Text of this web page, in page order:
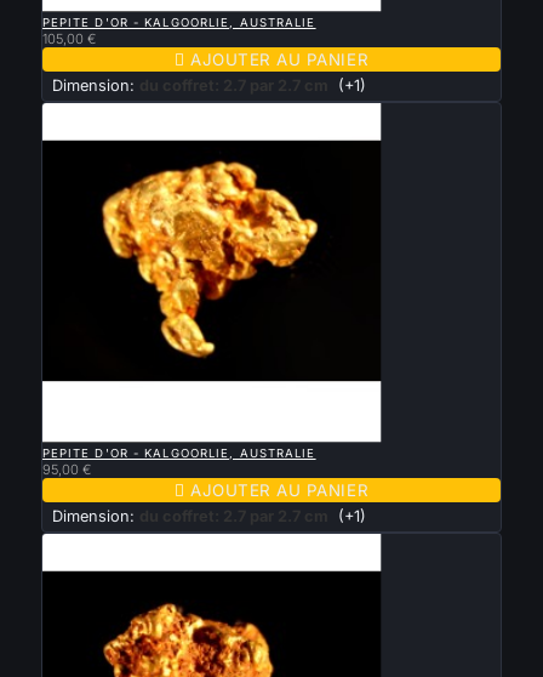
PEPITE D'OR - KALGOORLIE, AUSTRALIE
105,00 €
 AJOUTER AU PANIER
Dimension: du coffret: 2.7 par 2.7 cm (+1)
PEPITE D'OR - KALGOORLIE, AUSTRALIE
95,00 €
 AJOUTER AU PANIER
Dimension: du coffret: 2.7 par 2.7 cm (+1)